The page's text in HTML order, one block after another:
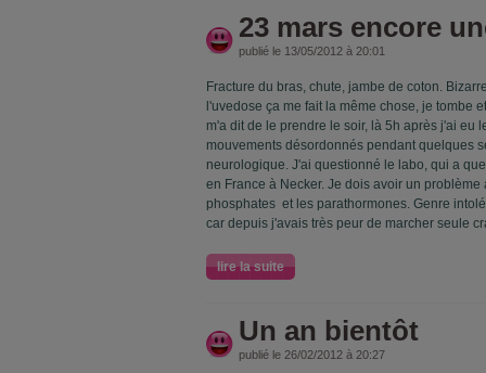
23 mars encore
publié le 13/05/2012 à 20:01
Fracture du bras, chute, jambe de coton.
l'uvedose ça me fait la même chose, je tombe
m'a dit de le prendre le soir, là 5h après j'ai eu
mouvements désordonnés pendant quelques
neurologique. J'ai questionné le labo, qui a
en France à Necker. Je dois avoir un problème
phosphates et les parathormones. Genre
car depuis j'avais très peur de marcher seule
lire la suite
Un an bientôt
publié le 26/02/2012 à 20:27